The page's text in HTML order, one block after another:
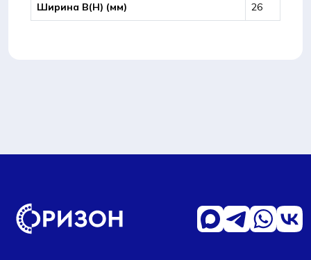
Ширина B(Н) (мм) 26